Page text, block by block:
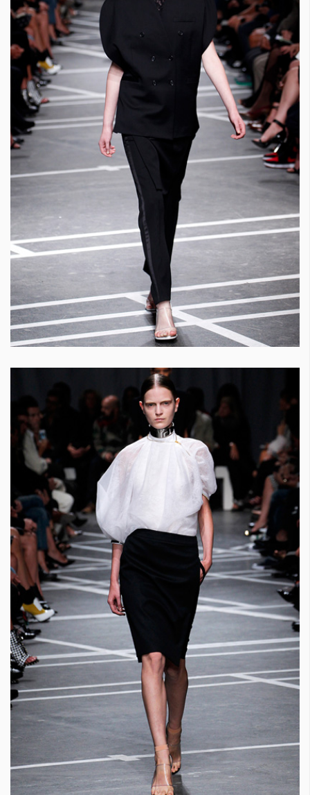
КАТЕГОРИИ
Wine&Dine
Подкасти
Мода
Dialogue
Изкуство
Красота
Цветно
Гурме
Пътувай
Wellness
ЗА НАС
Условия за
ползване
За нас
Реклама
Политика за
поверителност
ModerenDom
СЛЕДВАЙТЕ НИ
Facebook Instagram
Pinterest
YouTube
Soundcloud
Ако нашият сайт ви харесва, можете да се абонирате за
седмичния ни нюзлетър тук:
© 2026, HighViewArt | Всички права запазени